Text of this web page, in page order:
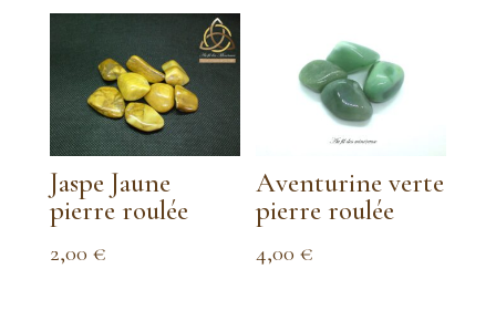
Jaspe Jaune
pierre roulée
2,00 €
Aventurine verte
pierre roulée
4,00€